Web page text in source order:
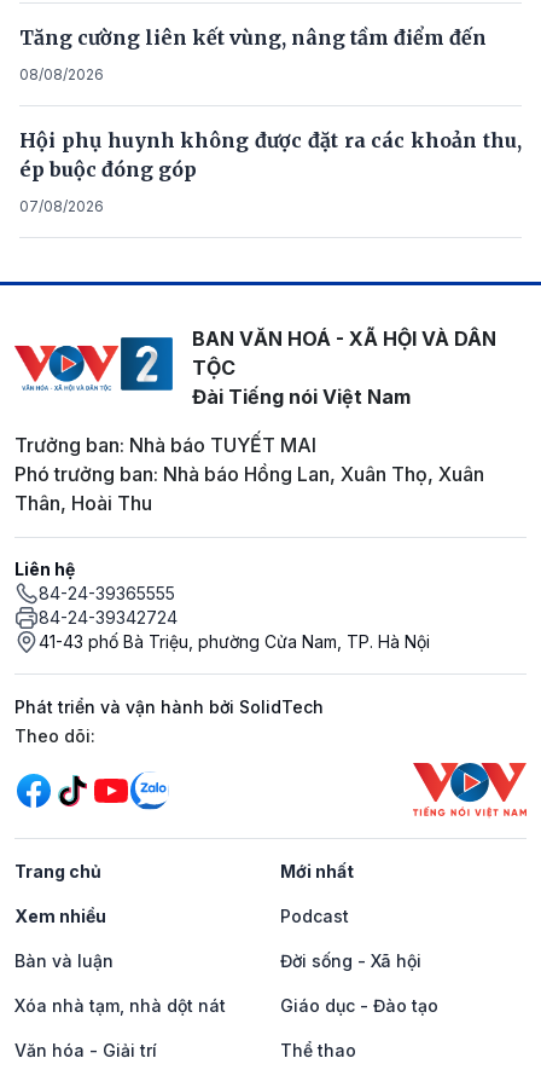
Tăng cường liên kết vùng, nâng tầm điểm đến
08/08/2026
Hội phụ huynh không được đặt ra các khoản thu,
ép buộc đóng góp
07/08/2026
BAN VĂN HOÁ - XÃ HỘI VÀ DÂN
TỘC
Đài Tiếng nói Việt Nam
Trưởng ban: Nhà báo TUYẾT MAI
Phó trưởng ban: Nhà báo Hồng Lan, Xuân Thọ, Xuân
Thân, Hoài Thu
Liên hệ
84-24-39365555
84-24-39342724
41-43 phố Bà Triệu, phường Cửa Nam, TP. Hà Nội
Phát triển và vận hành bởi SolidTech
Mạng xã hội
Theo dõi:
Trang chủ Mới nhất
Xem nhiều Podcast
Bàn và luận Đời sống - Xã hội
Xóa nhà tạm, nhà dột nát Giáo dục - Đào tạo
Văn hóa - Giải trí Thể thao